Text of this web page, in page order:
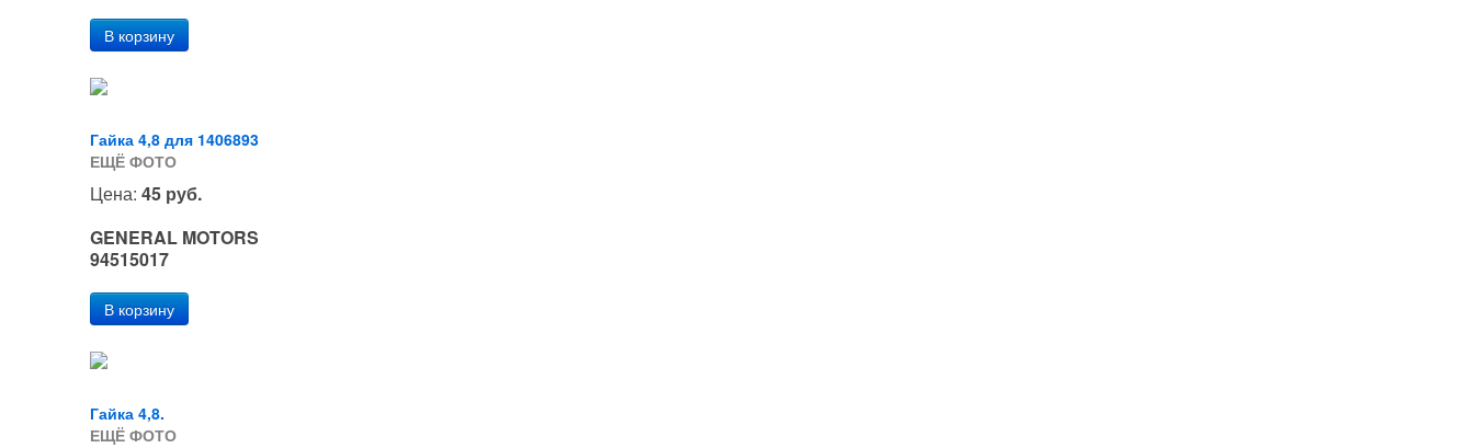
Гайка 4,8 для 1406893
ЕЩЁ ФОТО
Цена: 45 руб.
GENERAL MOTORS
94515017
Гайка 4,8.
ЕЩЁ ФОТО